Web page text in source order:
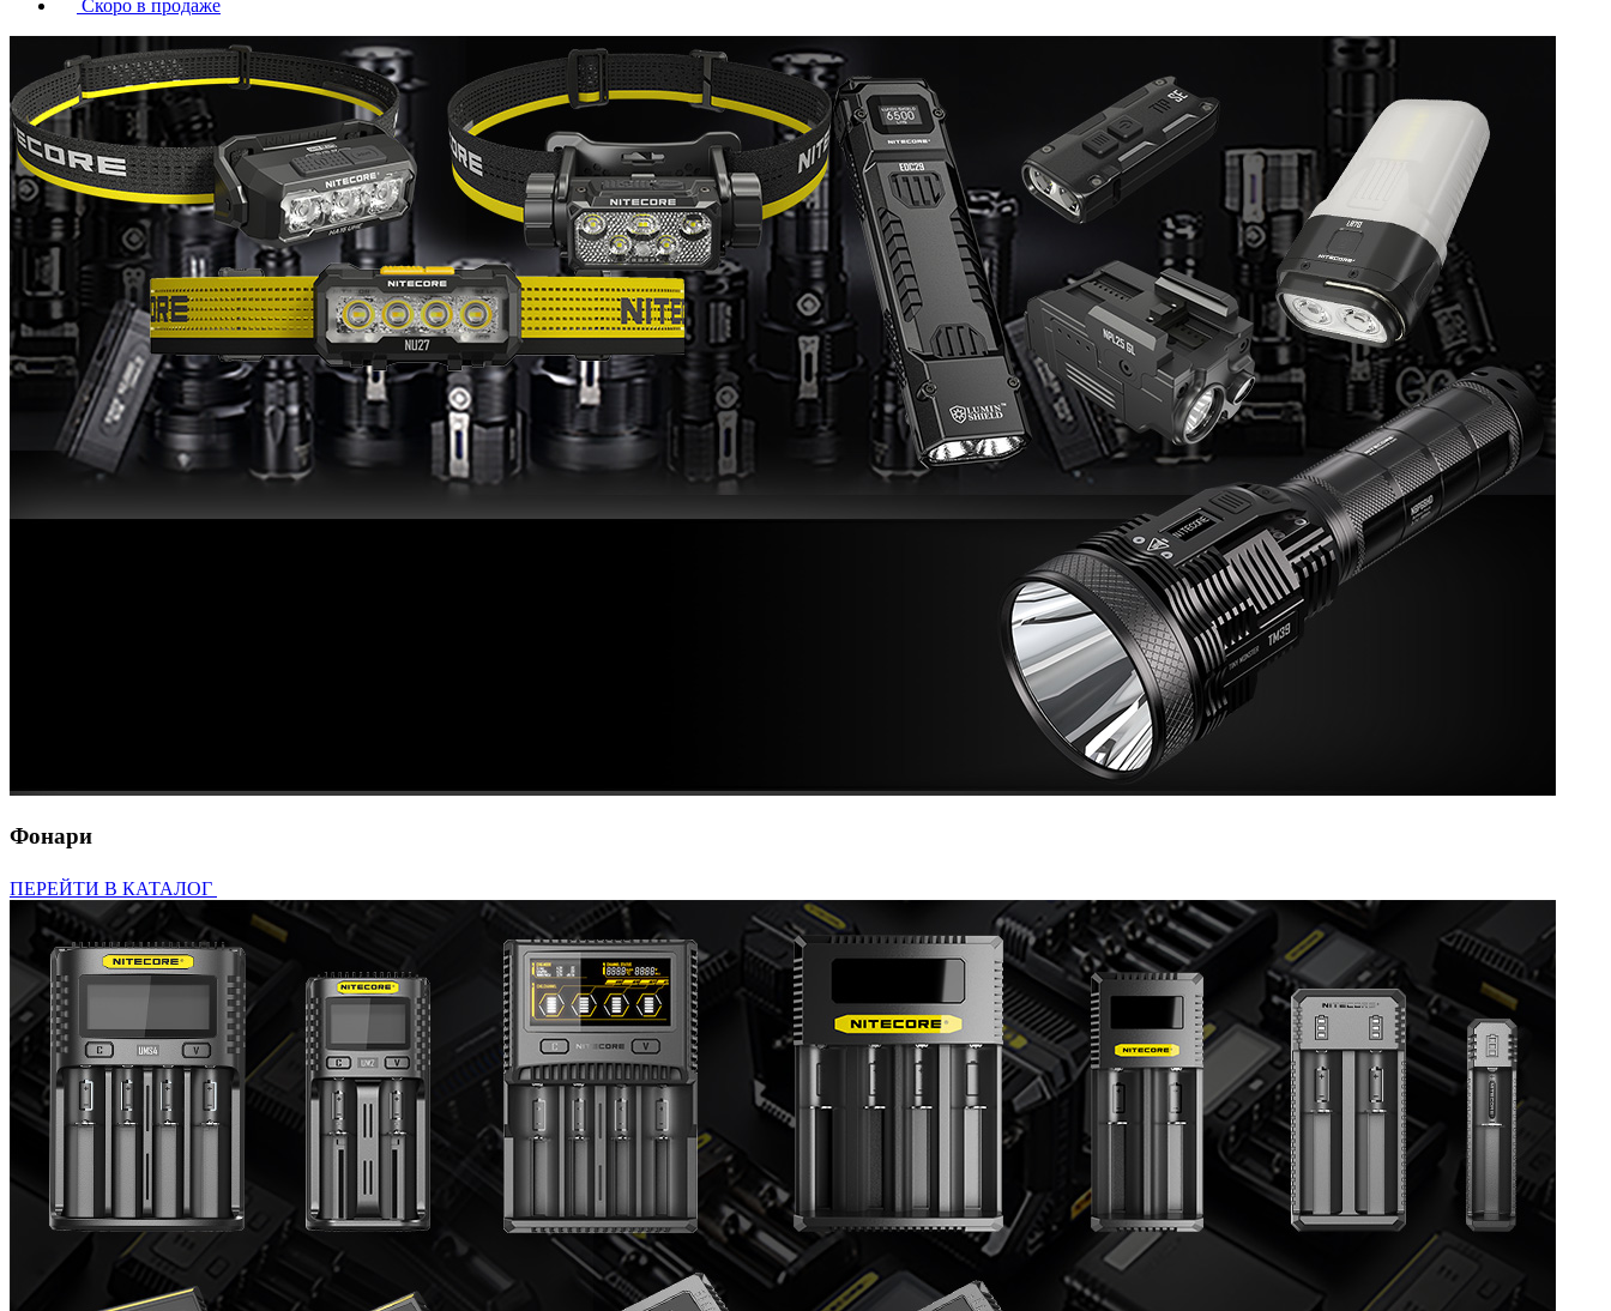
Скоро в продаже
Фонари
ПЕРЕЙТИ В КАТАЛОГ